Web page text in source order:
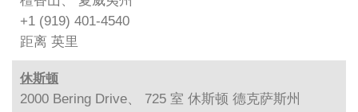
+1 (919) 401-4540
距离 英里
休斯顿
2000 Bering Drive、 725 室 休斯顿 德克萨斯州